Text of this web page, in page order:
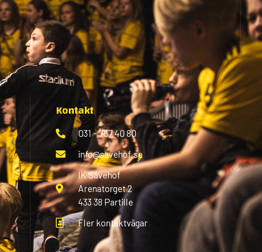
Kontakt
031 - 757 40 80
info@savehof.se
IK Sävehof
Arenatorget 2
433 38 Partille
Fler kontaktvägar